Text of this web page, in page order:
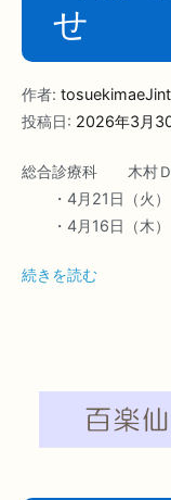
せ
作者:
投稿日: 2026年3月
総合診療科 木村
・4月21日（火
・4月16日（木
続きを読む